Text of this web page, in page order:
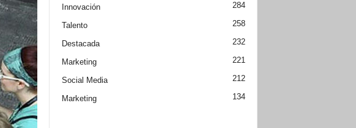
Innovación 284
Talento 258
Destacada 232
Marketing 221
Social Media 212
Marketing 134